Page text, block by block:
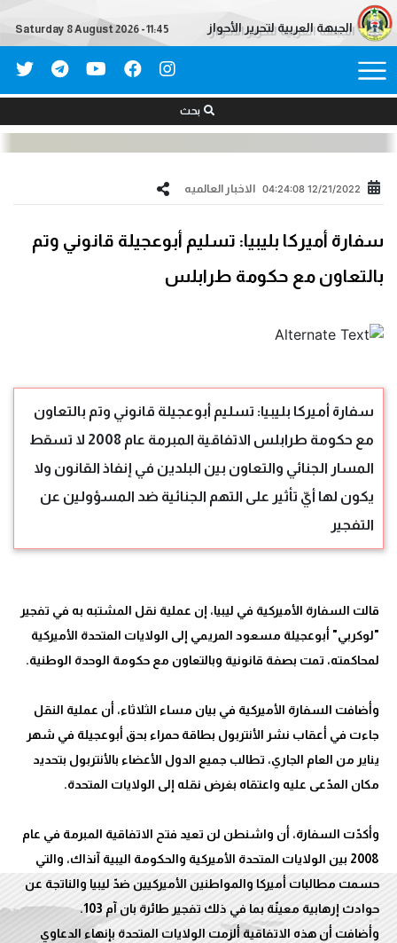
الجبهة العربية لتحرير الأحواز Saturday 8 August 2026 - 11:45
بحث
12/21/2022 04:24:08 الاخبار العالمیه
سفارة أميركا بليبيا: تسليم أبوعجيلة قانوني وتم
بالتعاون مع حكومة طرابلس
سفارة أميركا بليبيا: تسليم أبوعجيلة قانوني وتم بالتعاون
مع حكومة طرابلس الاتفاقية المبرمة عام 2008 لا تسقط
المسار الجنائي والتعاون بين البلدين في إنفاذ القانون ولا
يكون لها أيّ تأثير على التهم الجنائية ضد المسؤولين عن
التفجير
قالت السفارة الأميركية في ليبيا، إن عملية نقل المشتبه به في تفجير
"لوكربي" أبوعجيلة مسعود المريمي إلى الولايات المتحدة الأميركية
وأضافت السفارة الأميركية في بيان مساء الثلاثاء، أن عملية النقل
جاءت في أعقاب نشر الأنتربول بطاقة حمراء بحق أبوعجيلة في شهر
يناير من العام الجاري، تطالب جميع الدول الأعضاء بالأنتربول بتحديد
وأكدّت السفارة، أن واشنطن لن تعيد فتح الاتفاقية المبرمة في عام
2008 بين الولايات المتحدة الأميركية والحكومة اليبية آنذاك، والتي
حسمت مطالبات أميركا والمواطنين الأميركيين ضدّ ليبيا والناتجة عن
وأضافت أن هذه الاتفاقية ألزمت الولايات المتحدة بإنهاء الدعاوي